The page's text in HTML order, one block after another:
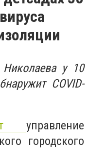
у 10
COVID-
управление
городского